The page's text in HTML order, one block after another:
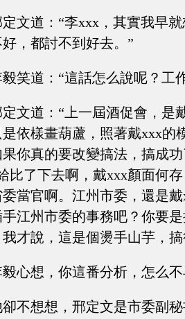
定文道：“李xxx，其實我早
，都討不到好去。”
笑道：“這話怎么說呢？工
定文道：“上一屆酒促會，是
是依樣畫葫蘆，照著戴xxx的
果你真的要改變搞法，搞成
比了下去啊，戴xxx顏面何
委當官啊。江州市委，還是
江州市委的事務吧？你要
我才說，這是個燙手山芋，
毅心想，你這番分析，怎么
卻不想想，邢定文是市委副